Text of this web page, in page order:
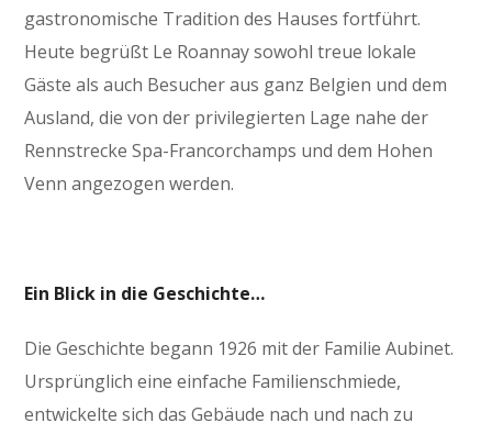
gastronomische Tradition des Hauses fortführt.
Heute begrüßt Le Roannay sowohl treue lokale
Gäste als auch Besucher aus ganz Belgien und dem
Ausland, die von der privilegierten Lage nahe der
Rennstrecke Spa-Francorchamps und dem Hohen
Venn angezogen werden.
Ein Blick in die Geschichte…
Die Geschichte begann 1926 mit der Familie Aubinet.
Ursprünglich eine einfache Familienschmiede,
entwickelte sich das Gebäude nach und nach zu